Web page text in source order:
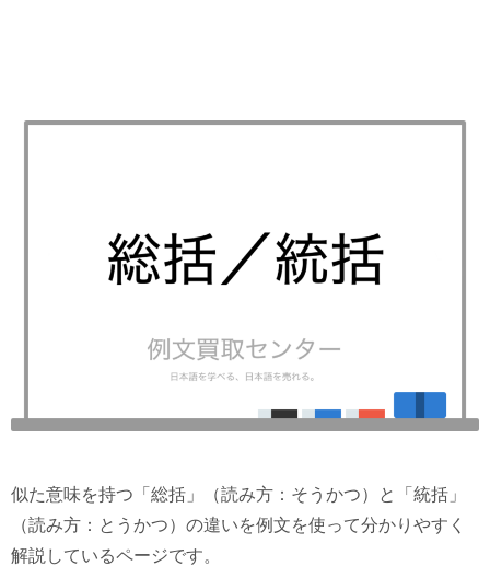
似た意味を持つ「総括」（読み方：そうかつ）と「統括」
（読み方：とうかつ）の違いを例文を使って分かりやすく
解説しているページです。